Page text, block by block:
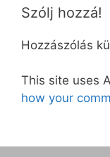
Szólj hozzá!
Hozzászólás
This site uses
how your